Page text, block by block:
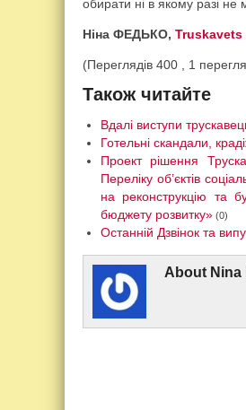
обирати ні в якому разі не
Ніна ФЕДЬКО,
(Переглядів 400 , 1
Також читайте
Вдалі виступи
Готельні скандали,
Проект рішення
Переліку об’єктів
на реконструкцію та
бюджету розвитку» (0)
Останній Дзвінок та
About